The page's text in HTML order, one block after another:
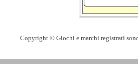
Copyright © Giochi e marchi registrati